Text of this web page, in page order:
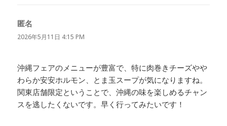
匿名
り:
2026年5月11日 4:15 PM
沖縄フェアのメニューが豊富で、特に肉巻きチーズやや
わらか安安ホルモン、とま玉スープが気になりますね。
関東店舗限定ということで、沖縄の味を楽しめるチャン
スを逃したくないです。早く行ってみたいです！